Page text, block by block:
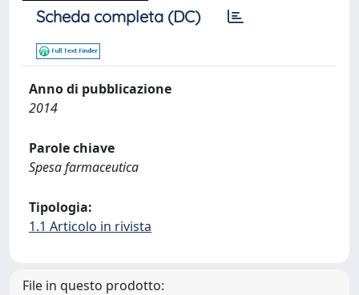
Scheda completa (DC)
Anno di pubblicazione
2014
Parole chiave
Spesa farmaceutica
Tipologia:
1.1 Articolo in rivista
File in questo prodotto: